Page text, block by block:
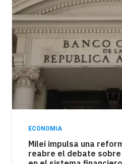
ECONOMIA
Milei impulsa una
reabre el debate